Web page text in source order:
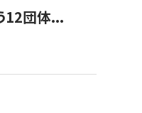
12団体...